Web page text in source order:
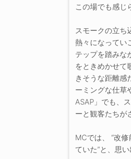
この場でも感じ
スモークの立ち
熱々になってい
テップを踏みな
をときめかせて
きそうな距離感
ーミングな仕草
ASAP」でも、
ーと観客たちが
MCでは、 “改
ていた”と、思